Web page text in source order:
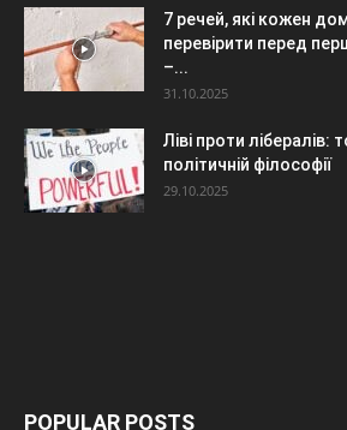
7 речей, які кожен
перевірити перед
–...
31.10.2025
Ліві проти лібералів:
політичній філософії
29.10.2025
POPULAR POSTS